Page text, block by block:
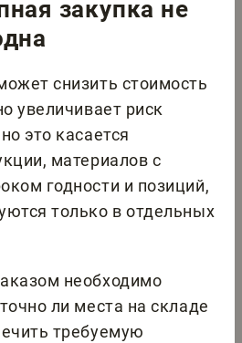
закупка не
снизить стоимость
увеличивает риск
это касается
материалов с
годности и позиций,
только в отдельных
необходимо
ли места на складе
требуемую